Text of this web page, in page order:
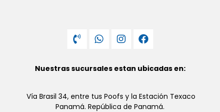
Nuestras sucursales estan ubicadas en:
Vía Brasil 34, entre tus Poofs y la Estación Texaco
Panamá. República de Panamá.